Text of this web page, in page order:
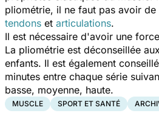
pliométrie, il ne faut pas avoir
tendons et articulations.
Il est nécessaire d'avoir une
La pliométrie est déconseillée
enfants. Il est également
minutes entre chaque série
basse, moyenne, haute.
MUSCLE SPORT ET SANTÉ